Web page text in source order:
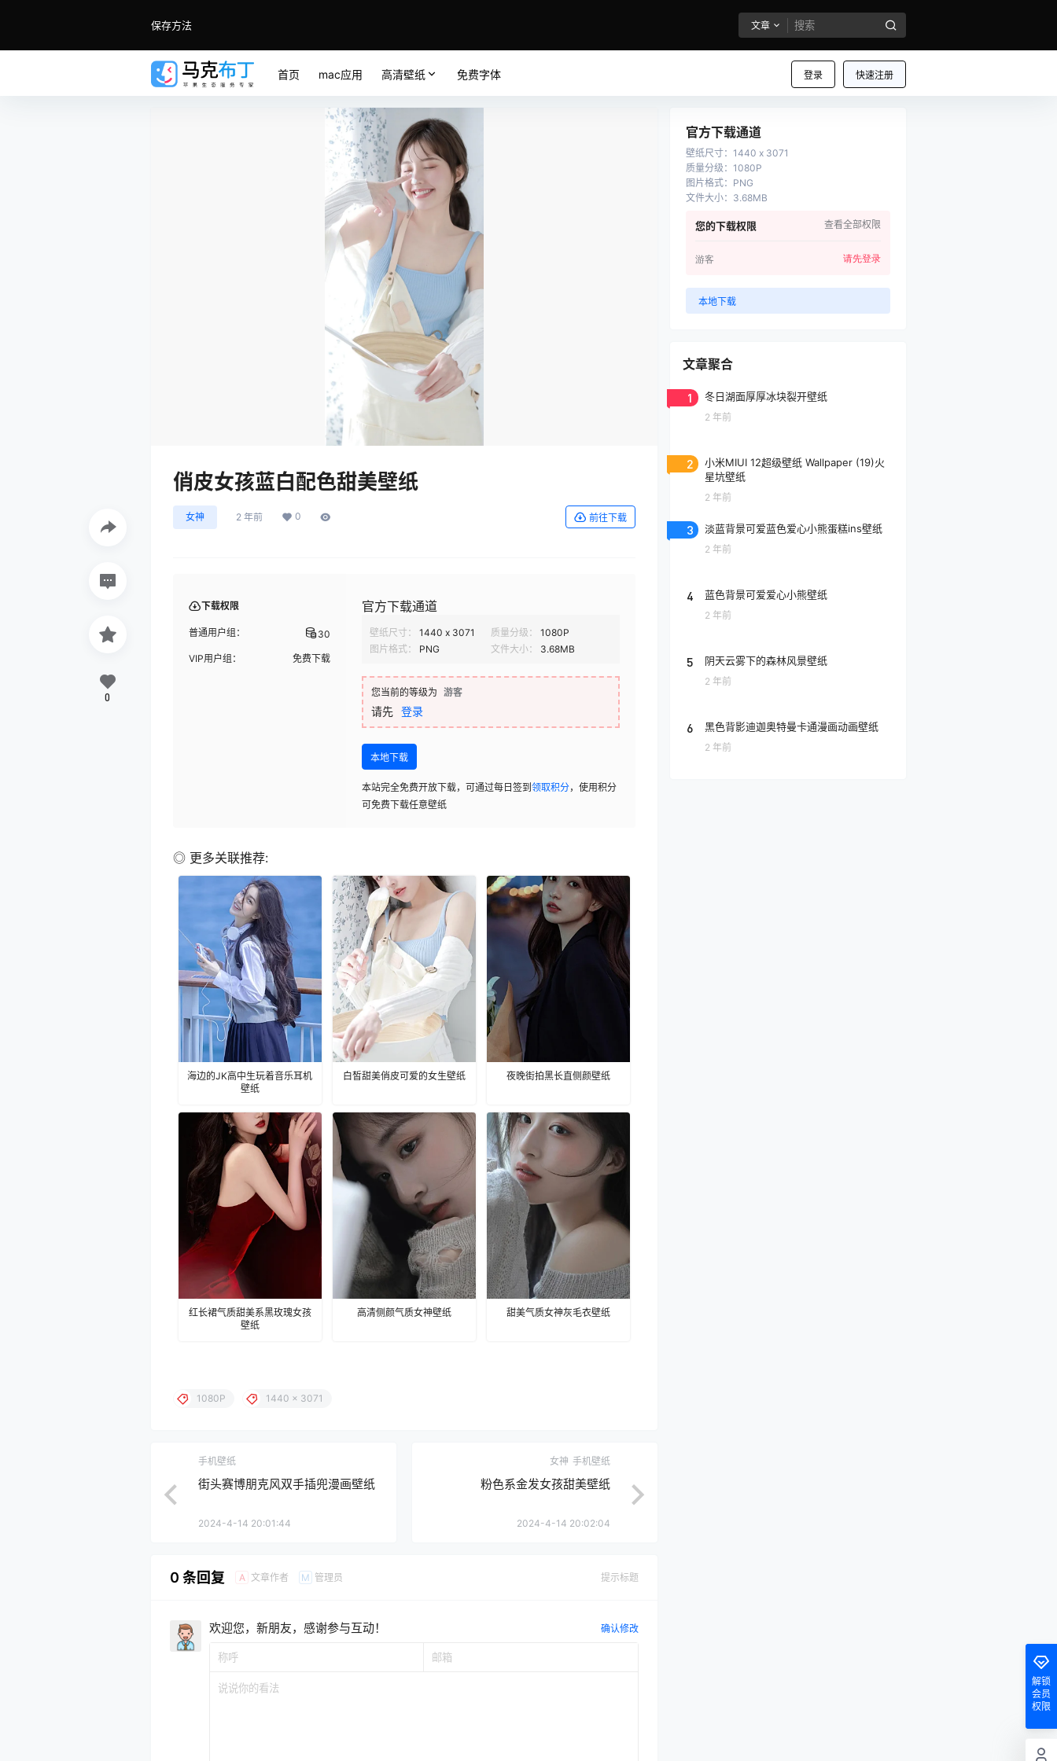
保存方法 文章
登录 快速注册
首页 mac应用 高清壁纸 免费字体
俏皮女孩蓝白配色甜美壁纸
女神 2 年前 0 前往下载
下载权限
普通用户组： 30
VIP用户组： 免费下载
官方下载通道
壁纸尺寸： 1440 x 3071 质量分级：
1080P
图片格式：
PNG 文件大小： 3.68MB
您当前的等级为 游客
请先 登录
本地下载
本站完全免费开放下载，可通过每日签到 领取积分，使用积分
可免费下载任意壁纸
◎ 更多关联推荐:
海边的JK高中生玩着音乐耳机
壁纸
白皙甜美俏皮可爱的女生壁纸 夜晚街拍黑长直侧颜壁纸
红长裙气质甜美系黑玫瑰女孩
壁纸
高清侧颜气质女神壁纸 甜美气质女神灰毛衣壁纸
0
1080P 1440 x 3071
手机壁纸
街头赛博朋克风双手插兜漫画壁纸
2024-4-14 20:01:44
女神 手机壁纸
粉色系金发女孩甜美壁纸
2024-4-14 20:02:04
0 条回复 A 文章作者 M 管理员 提示标题
欢迎您，新朋友，感谢参与互动！ 确认修改
官方下载通道
壁纸尺寸： 1440 x 3071
质量分级 ： 1080P
图片格式： PNG
文件大小： 3.68MB
您的下载权限 查看全部权限
游客 请先登录
本地下载
文章聚合
1 冬日湖面厚厚冰块裂开壁纸
2 年前
2
小米MIUI 12超级壁纸 Wallpaper (19)火
星坑壁纸
2 年前
3 淡蓝背景可爱蓝色爱心小熊蛋糕ins壁纸
2 年前
4 蓝色背景可爱爱心小熊壁纸
2 年前
5 阴天云雾下的森林风景壁纸
2 年前
6 黑色背影迪迦奥特曼卡通漫画动画壁纸
2 年前
解锁
会员
权限